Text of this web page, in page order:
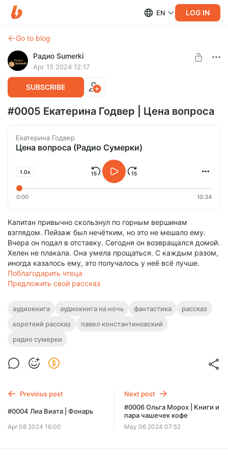
EN LOG IN
Go to blog
Радио Sumerki
Apr 15 2024 12:17
SUBSCRIBE
#0005 Екатерина Годвер | Цена вопроса
Екатерина Годвер
Цена вопроса (Радио Сумерки)
1.0x
0:00 10:34
Капитан привычно скользнул по горным вершинам
взглядом. Пейзаж был нечётким, но это не мешало ему.
Вчера он подал в отставку. Сегодня он возвращался домой.
Хелен не плакала. Она умела прощаться. С каждым разом,
иногда казалось ему, это получалось у неё всё лучше.
Поблагодарить чтеца
Предложить свой рассказ
аудиокнига аудиокнига на ночь фантастика
рассказ
короткий рассказ
павел константиновский
радио сумерки
Previous post
#0004 Лиа Виата | Фонарь
Apr 08 2024 16:00
Next post
#0006 Ольга Морох | Книги и
пара чашечек кофе
May 06 2024 07:52